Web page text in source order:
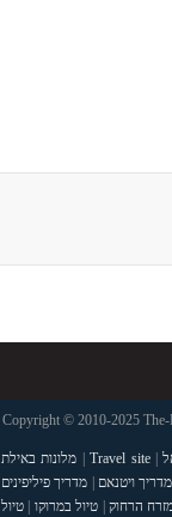
Copyright © 2010-2025
|
Travel site
| מלונות באילת
מדריך ויטנאם | מדריך פיליפינים
הרחוק | טיול במרוקו | טיול